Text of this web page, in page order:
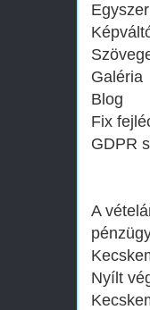
Galéria
Blog
Fix
GDPR
A
Nyílt